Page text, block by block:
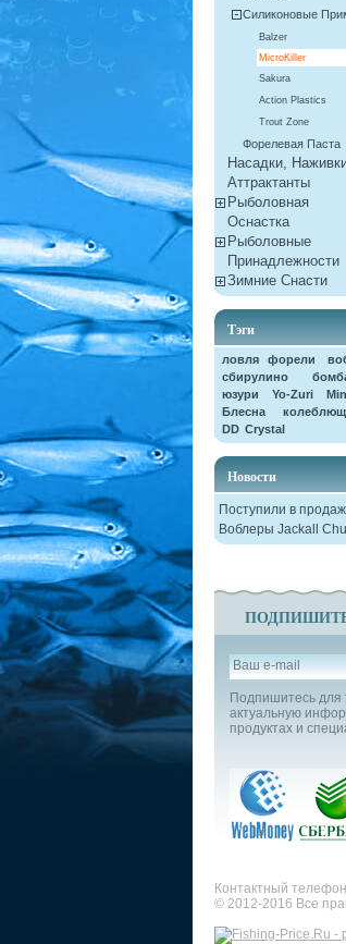
Силиконовые
Balzer
MicroKiller
Sakura
Action Plastics
Trout Zone
Форелевая Паста
Насадки,
Aттрактанты
Рыболовная
Оснастка
Рыболовные
Принадлежности
Зимние Снасти
Тэги
ловля форели
сбирулино
юзури
Yo-Zuri
Блесна
DD Crystal
Новости
Поступили в
Воблеры Jackall
Подпишитесь для
актуальную
продуктах и
Контактный
© 2012-2016 Все